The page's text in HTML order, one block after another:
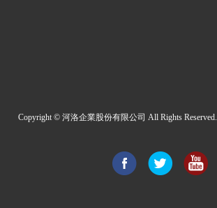
Copyright © 河洛企業股份有限公司 All Rights Reserved.